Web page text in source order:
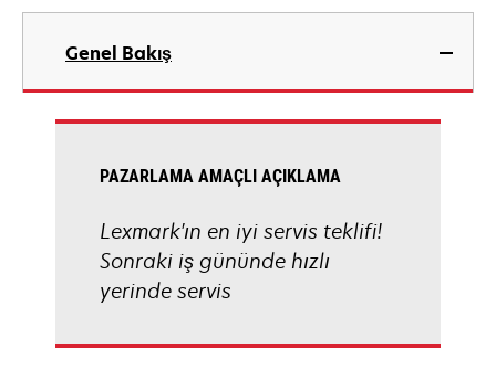
Genel Bakış
PAZARLAMA AMAÇLI AÇIKLAMA
Lexmark'ın en iyi servis teklifi!
Sonraki iş gününde hızlı
yerinde servis